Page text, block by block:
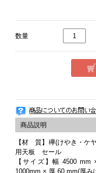
数量
【材 質】欅(けやき・
用天板 セール
【サイズ】幅 4500
1000mm × 厚 60 mm(厚み